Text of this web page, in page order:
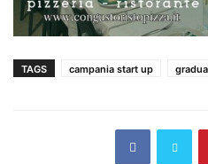
TAGS campania start up